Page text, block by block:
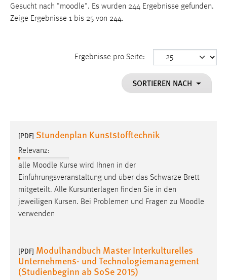
Gesucht nach "moodle". Es wurden 244 Ergebnisse gefunden.
Zeige Ergebnisse 1 bis 25 von 244.
Ergebnisse pro Seite:
SORTIEREN NACH
[PDF] Stundenplan Kunststofftechnik
Relevanz:
alle Moodle Kurse wird Ihnen in der
Einführungsveranstaltung und über das Schwarze Brett
mitgeteilt. Alle Kursunterlagen finden Sie in den
jeweiligen Kursen. Bei Problemen und Fragen zu Moodle
verwenden
[PDF] Modulhandbuch Master Interkulturelles
Unternehmens- und Technologiemanagement
(Studienbeginn ab SoSe 2015)
Einverständnis
cookie_consent
Dieser Cookie speichert die ausgewählten Einverständnis-
Performance
Name:
Zweck:
Für performante Seitenauslieferung wird in diesem Cookie
Sprachpräferenz
Name: